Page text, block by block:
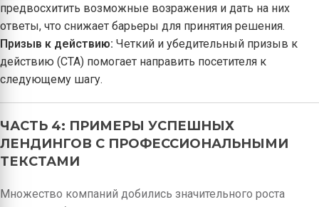
предвосхитить возможные возражения и дать на них
ответы, что снижает барьеры для принятия решения.
Призыв к действию: Четкий и убедительный призыв к
действию (CTA) помогает направить посетителя к
следующему шагу.
ЧАСТЬ 4: ПРИМЕРЫ УСПЕШНЫХ
ЛЕНДИНГОВ С ПРОФЕССИОНАЛЬНЫМИ
ТЕКСТАМИ
Множество компаний добились значительного роста